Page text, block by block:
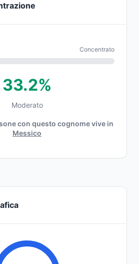
Concentrato
33.2%
Moderato
con questo cognome vive in
Messico